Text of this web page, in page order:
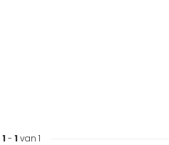
1 - 1 van 1